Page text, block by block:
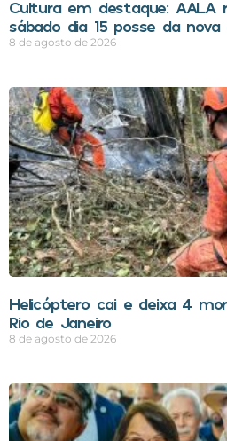
Cultura em destaque: AALA
sábado dia 15 posse da
8 de agosto de 2026
Helicóptero cai e deixa 4
Rio de Janeiro
8 de agosto de 2026